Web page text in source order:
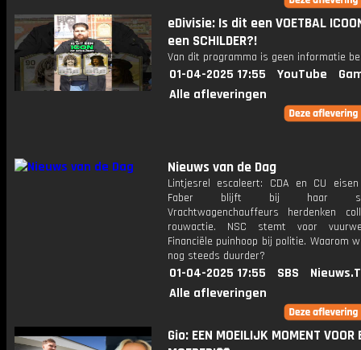
eDivisie: Is dit een VOETBAL
een SCHILDER?!
Van dit programma is geen informatie
01-04-2025 17:55 YouTube
Alle afleveringen
Nieuws van de Dag
Lintjesrel escaleert: CDA en CU eisen
Faber blijft bij haar
Vrachtwagenchauffeurs herdenken
rouwactie. NSC stemt voor
Financiële puinhoop bij politie. Waarom
nog steeds duurder?
01-04-2025 17:55 SBS
Alle afleveringen
Gio: EEN MOEILIJK MOMENT VOOR